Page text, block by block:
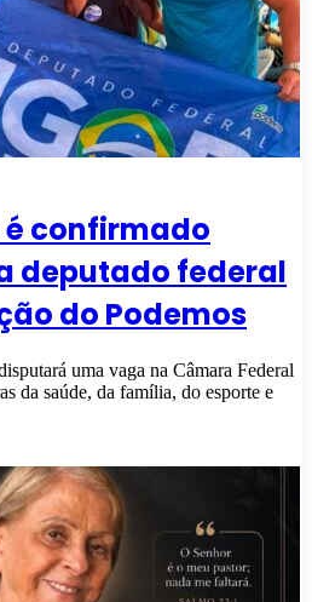
é confirmado
deputado federal
do Podemos
uma vaga na Câmara Federal
da saúde, da família, do esporte e